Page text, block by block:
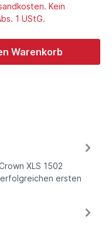
Kein
1 UStG.
Warenkorb
XLS 1502
ersten